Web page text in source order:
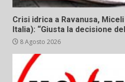
Crisi idrica a Ravanusa,
Italia): “Giusta la decisione
8 Agosto 2026